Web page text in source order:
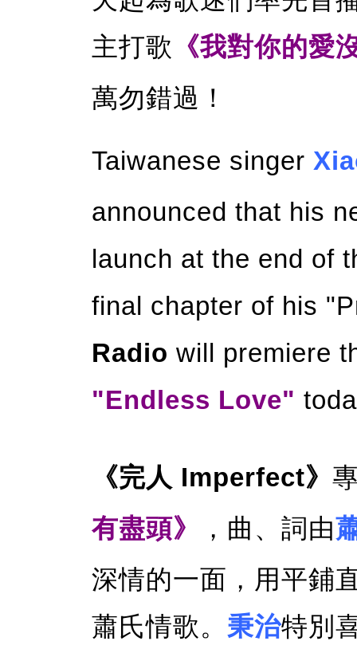
主打歌 《我對你的愛
萬勿錯過！
Taiwanese singer
announced that his
launch at the end of
final chapter of his
Radio will premiere
"Endless Love"
《完人 Imperfect》
有盡頭》
，曲、詞由
深情的一面，用平鋪
蕭氏情歌。 秉治特別